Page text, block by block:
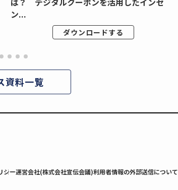
ン...
ダウンロードする
資料一覧
シー運営会社(株式会社宣伝会議)利用者情報の外部送信について